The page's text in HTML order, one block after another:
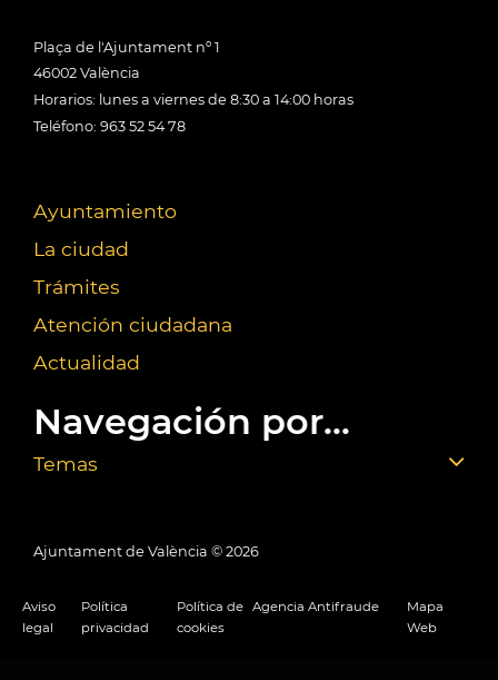
Plaça de l'Ajuntament nº 1
46002 València
Horarios: lunes a viernes de 8:30 a 14:00 horas
Teléfono: 963 52 54 78
Ayuntamiento
La ciudad
Trámites
Atención ciudadana
Actualidad
Navegación por...
Temas
Ajuntament de València © 2026
Aviso
legal
Política
privacidad
Política de
cookies
Agencia Antifraude
Mapa
Web